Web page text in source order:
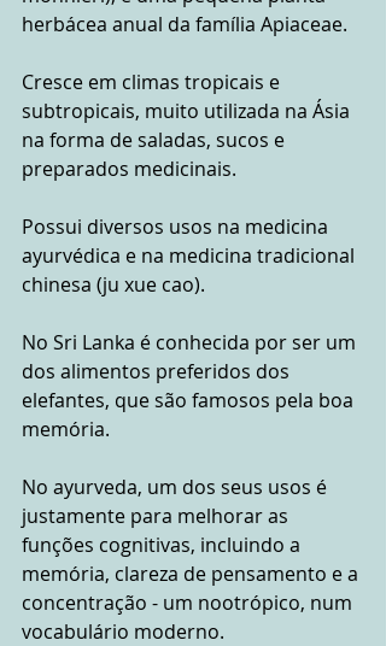
herbácea anual da família Apiaceae.
Cresce em climas tropicais e
subtropicais, muito utilizada na Ásia
na forma de saladas, sucos e
preparados medicinais.
Possui diversos usos na medicina
ayurvédica e na medicina tradicional
chinesa (ju xue cao).
No Sri Lanka é conhecida por ser um
dos alimentos preferidos dos
elefantes, que são famosos pela boa
memória.
No ayurveda, um dos seus usos é
justamente para melhorar as
funções cognitivas, incluindo a
memória, clareza de pensamento e a
concentração - um nootrópico, num
vocabulário moderno.